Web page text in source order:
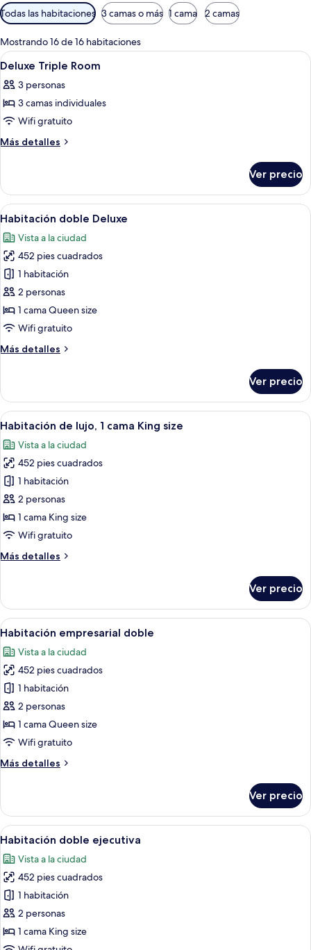
Filtros
disponibles
para
las
habitaciones
Todas las habitaciones 3 camas o más 1 cama 2 camas
Mostrando 16 de 16 habitaciones
Abrir
todas
las
fotos
de
Deluxe
Habitación de hotel con dos camas,
5
Deluxe Triple Room
3 personas
3 camas individuales
Wifi gratuito
Más detalles
Más
Triple
Room
Ver precio
Abrir
todas
las
fotos
de
Habitación
doble
Deluxe
Una habitación de hotel con una
6
Habitación doble Deluxe
Vista a la ciudad
452 pies cuadrados
1 habitación
2 personas
1 cama Queen size
Wifi gratuito
Más detalles
Más
doble
Deluxe
Ver precio
Abrir
todas
las
fotos
de
Habitación
de
lujo,
cama
Una habitación de hotel moderna
7
Habitación de lujo, 1 cama King size
Vista a la ciudad
452 pies cuadrados
1 habitación
2 personas
1 cama King size
Wifi gratuito
Más detalles
Más
de
lujo,
1
King
size
Ver precio
Abrir
todas
las
fotos
de
Habitación
empresarial
doble
Habitación de hotel con una cama
6
Habitación empresarial doble
Vista a la ciudad
452 pies cuadrados
1 habitación
2 personas
1 cama Queen size
Wifi gratuito
Más detalles
Más
empresarial
doble
Ver precio
Abrir
todas
las
fotos
de
Habitación
doble
ejecutiva
Una habitación de hotel con una
8
Habitación doble ejecutiva
Vista a la ciudad
452 pies cuadrados
1 habitación
2 personas
1 cama King size